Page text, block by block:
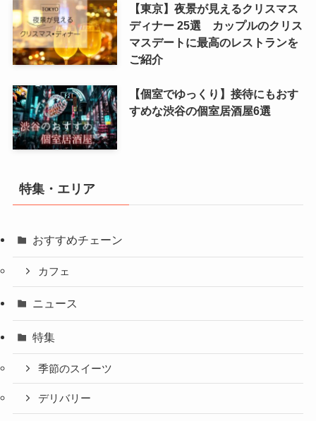
【東京】夜景が見えるクリスマス
ディナー 25選 カップルのクリス
マスデートに最高のレストランを
ご紹介
【個室でゆっくり】接待にもおす
すめな渋谷の個室居酒屋6選
特集・エリア
おすすめチェーン
カフェ
ニュース
特集
季節のスイーツ
デリバリー